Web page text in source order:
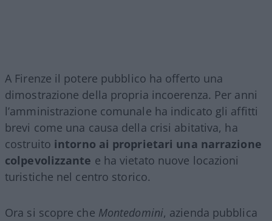
A Firenze il potere pubblico ha offerto una
dimostrazione della propria incoerenza. Per anni
l’amministrazione comunale ha indicato gli affitti
brevi come una causa della crisi abitativa, ha
costruito intorno ai proprietari una narrazione
colpevolizzante e ha vietato nuove locazioni
turistiche nel centro storico.
Ora si scopre che Montedomini, azienda pubblica